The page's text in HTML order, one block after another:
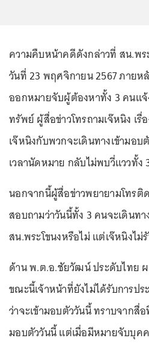
ความคืบหน้าคดีดังกล่าวที่ สน.พระ
วันที่ 23 พฤศจิกายน 2567 ภายห
ออกหมายจับผู้ต้องหาทั้ง 3 คนแจ้
ทรัพย์ ผู้สื่อข่าวโทรถามเจ๊หนิง เ
เจ๊หนิงกับพวกจะเดินทางเข้ามอ
เวลานัดหมาย กลับไม่พบวี่แววทั้ง
นอกจากนี้ผู้สื่อข่าวพยายามโทรติ
สอบถามว่าวันนี้ทั้ง 3 คนจะเดินท
สน.พระโขนงหรือไม่ แต่เจ๊หนิงไม่
ด้าน พ.ต.อ.ชัยวัฒน์ ประดับไทย ผ
ขณะนี้เจ้าหน้าที่ยังไม่ได้รับการป
ว่าจะเข้ามอบตัววันนี้ ทราบจากสื่
มอบตัววันนี้ แต่เมื่อมีหมายจับบุค